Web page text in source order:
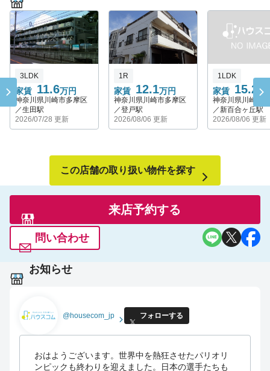
また、ベッドタウンとして開発されたことから多数の大規模都
営住宅が市内に点在しますが、
市内各所には農業も盛んに行われております。
私立大学や一貫校が市内に多くあり、学生の街の側面もありま
す。
南町田駅周辺の再開発事業もアウトレットモールが完成し、
益々活性化しております。
市内全域にわたって路線バスが運行しており、各路線の運行本
それ以外にも、羽田空港、成田空港、大阪へのリムジンバスが
町田駅からでています。
商業・文学・生活・自然・・・・・
魅力あふれる町田での新生活を当店がお手伝いします♪
ど、
専門スタッフがアドバイス致します！
～お部屋探しはハウスコム町田店へ～
か、などお客様と同じ目線で考えるようにしております。
また、町田市在住のスタッフもおりますので、地域の細かな情
報や、おいしいお店もご紹介できます。
お部屋探しの方も、オススメのお店を知りたい方も、道を知り
たい方も・・・どんな方でも、どうぞお気軽にご来店くださ
い。
皆様のお越しをスタッフ一同、心よりお待ち申し上げておりま
す。
家賃 11.6万円
3LDK
神奈川県川崎市多摩区
／生田駅
2026/07/28 更新
家賃 12.1万円
1R
神奈川県川崎市多摩区
／登戸駅
2026/08/06 更新
家賃 15.2 万
1LDK
神奈川県川崎市
／新百合ヶ丘駅
2026/08/06 更新
この店舗の取り扱い物件を探す
来店予約する
問い合わせ
お知らせ
@housecom_jp フォローする
おはようございます。世界中を熱狂させたパリオリ
ンピックも終わりを迎えました。日本の選手たちも